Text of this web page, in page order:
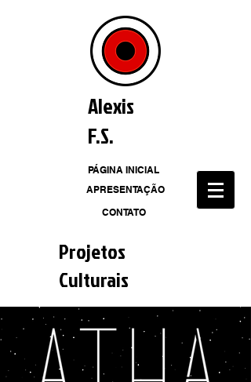
Alexis
F.S.
PÁGINA INICIAL
APRESENTAÇÃO
CONTATO
Projetos
Culturais